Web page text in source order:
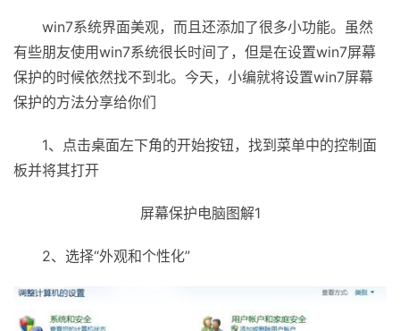
win7系统界面美观，而且还添加了很多小功能。虽然
有些朋友使用win7系统很长时间了，但是在设置win7屏幕
保护的时候依然找不到北。今天，小编就将设置win7屏幕
保护的方法分享给你们
1、点击桌面左下角的开始按钮，找到菜单中的控制面
板并将其打开
屏幕保护电脑图解1
2、选择“外观和个性化”